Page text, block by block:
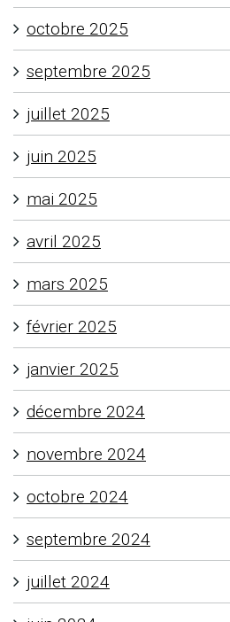
octobre 2025
septembre 2025
juillet 2025
juin 2025
mai 2025
avril 2025
mars 2025
février 2025
janvier 2025
décembre 2024
novembre 2024
octobre 2024
septembre 2024
juillet 2024